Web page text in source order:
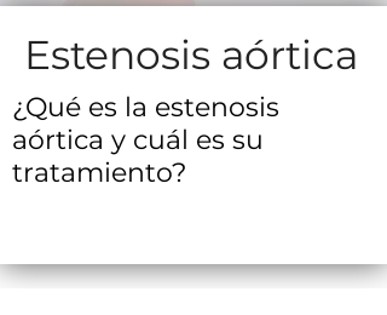
Estenosis aórtica
¿Qué es la estenosis
aórtica y cuál es su
tratamiento?